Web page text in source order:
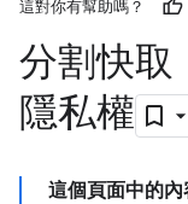
這對你有幫助嗎？
分割快取
隱私權
這個頁面中的內